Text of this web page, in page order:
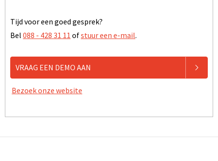
Tijd voor een goed gesprek?
Bel 088 - 428 31 11 ofstuur een e-mail.
VRAAG EEN DEMO AAN
Bezoek onze website